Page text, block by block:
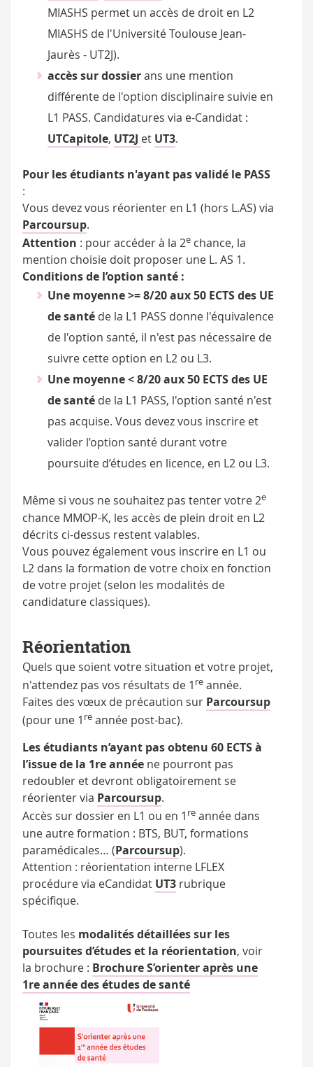
MIASHS permet un accès de droit en L2
MIASHS de l'Université Toulouse Jean-
Jaurès - UT2J).
accès sur dossierans une mention
différente de l'option disciplinaire suivie en
L1 PASS. Candidatures via e-Candidat :
UTCapitole, UT2J et UT3.
Pour les étudiants n'ayant pas validé le PASS
:
Vous devez vous réorienter en L1 (hors L.AS) via
Parcoursup.
Attention : pour accéder à la 2e chance, la
mention choisie doit proposer une L. AS 1.
Conditions de l’option santé :
Une moyenne >= 8/20 aux 50 ECTS des UE
de santéde la L1 PASS donne l'équivalence
de l'option santé, il n'est pas nécessaire de
suivre cette option en L2 ou L3.
Une moyenne < 8/20 aux 50 ECTS des UE
de santéde la L1 PASS, l'option santé n'est
pas acquise. Vous devez vous inscrire et
valider l’option santé durant votre
poursuite d’études en licence, en L2 ou L3.
Même si vous ne souhaitez pas tenter votre 2e
chance MMOP-K, les accès de plein droit en L2
décrits ci-dessus restent valables.
Vous pouvez également vous inscrire en L1 ou
L2 dans la formation de votre choix en fonction
de votre projet (selon les modalités de
candidature classiques).
Réorientation
Quels que soient votre situation et votre projet,
n'attendez pas vos résultats de 1 re année.
Faites des vœux de précaution sur Parcoursup
(pour une 1 re année post-bac).
Les étudiants n’ayant pas obtenu 60 ECTS à
l’issue de la 1re année ne pourront pas
redoubler et devront obligatoirement se
réorienter via Parcoursup.
Accès sur dossier en L1 ou en 1 re année dans
une autre formation : BTS, BUT, formations
paramédicales… (Parcoursup).
Attention : réorientation interne LFLEX
procédure via eCandidat UT3 rubrique
spécifique.
Toutes les modalités détaillées sur les
poursuites d’études et la réorientation, voir
la brochure : Brochure S’orienter après une
1re année des études de santé